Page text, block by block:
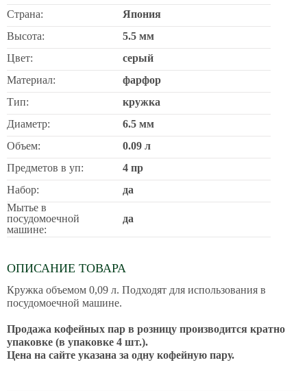
Страна:
Япония
Высота:
5.5 мм
Цвет:
серый
Материал:
фарфор
Тип:
кружка
Диаметр:
6.5 мм
Объем:
0.09 л
Предметов в уп:
4 пр
Набор:
да
Мытье в
посудомоечной
машине:
да
ОПИСАНИЕ ТОВАРА
Кружка объемом 0,09 л. Подходят для использования в
посудомоечной машине.
Продажа кофейных пар в розницу производится кратно
упаковке (в упаковке 4 шт.).
Цена на сайте указана за одну кофейную пару.